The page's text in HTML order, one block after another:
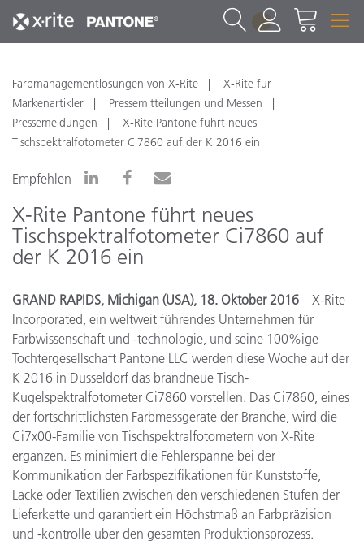
1
Farbmanagementlösungen von X-Rite
X-Rite für
Markenartikler
Pressemitteilungen und Messen
Pressemeldungen
X-Rite Pantone führt neues
Tischspektralfotometer Ci7860 auf der K 2016 ein
Empfehlen
X-Rite Pantone führt neues
Tischspektralfotometer Ci7860 auf
der K 2016 ein
GRAND RAPIDS, Michigan (USA), 18. Oktober 2016 – X-Rite
Incorporated, ein weltweit führendes Unternehmen für
Farbwissenschaft und -technologie, und seine 100%ige
Tochtergesellschaft Pantone LLC werden diese Woche auf der
K 2016 in Düsseldorf das brandneue Tisch-
Kugelspektralfotometer Ci7860 vorstellen. Das Ci7860, eines
der fortschrittlichsten Farbmessgeräte der Branche, wird die
Ci7x00-Familie von Tischspektralfotometern von X-Rite
ergänzen. Es minimiert die Fehlerspanne bei der
Kommunikation der Farbspezifikationen für Kunststoffe,
Lacke oder Textilien zwischen den verschiedenen Stufen der
Lieferkette und garantiert ein Höchstmaß an Farbpräzision
und -kontrolle über den gesamten Produktionsprozess.